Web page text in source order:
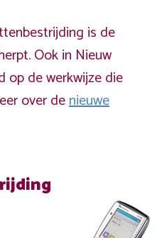
is de
Ook in Nieuw
op de werkwijze die
over denieuwe